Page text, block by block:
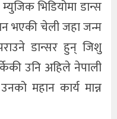
भिडियोमा डान्स
भएकी चेली जहा जन्म
डान्सर हुन् जिशु
उनि अहिले नेपाली
महान कार्य मान्न